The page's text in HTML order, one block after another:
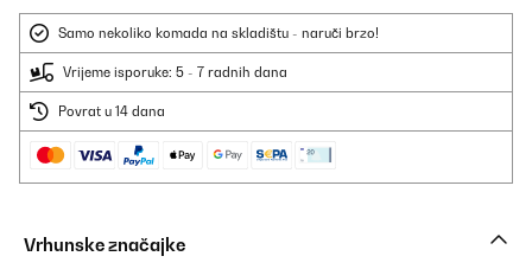
Samo nekoliko komada na skladištu - naruči brzo!
Vrijeme isporuke: 5 - 7 radnih dana
Povrat u 14 dana
Vrhunske značajke